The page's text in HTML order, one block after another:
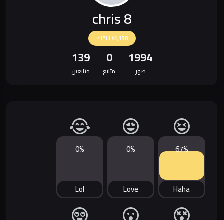
chris 8
41,130 النقاط
1994
صور
0
متابع
139
متابعين
67%
Haha
0%
Love
0%
Lol